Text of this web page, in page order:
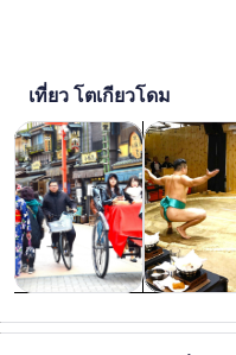
เที่ยว โตเกียวโดม
เช้าเย็นกลับ
ทัวร์ & ทริปไปเช้าเย็นกลับ
& วัฒนธ
ประวัติศา